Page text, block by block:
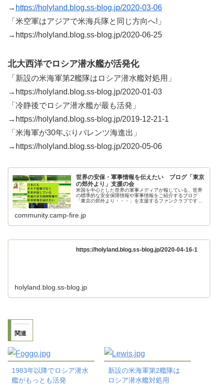
→ https://holyland.blog.ss-blog.jp/2020-03-06
「米空軍はアジアで米海兵隊と同じ方向へ!」
→https://holyland.blog.ss-blog.jp/2020-06-25
北大西洋でロシア潜水艦が活発化
「新設の米海軍第2艦隊はロシア潜水艦対処用」
→https://holyland.blog.ss-blog.jp/2020-01-03
「冷静後でロシア潜水艦が最も活発」
→https://holyland.blog.ss-blog.jp/2019-12-21-1
「米海軍が30年ぶりバレンツ海進出」
→https://holyland.blog.ss-blog.jp/2020-05-06
世界の安保・軍事情報を伝えたい ブログ「東京
の郊外より」支援の会
米国を中心とした世界の軍事メディアが報じている、世界
の標準的な安全保障情報や軍事情報をご紹介するブログ
「東京の郊外より・・・」を支援するファンクラブです。
community.camp-fire.jp
https://holyland.blog.ss-blog.jp/2020-04-16-1
holyland.blog.ss-blog.jp
関連
1983年以降でロシア潜水
艦がもっとも活発
新設の米海軍第2艦隊は
ロシア潜水艦対処用